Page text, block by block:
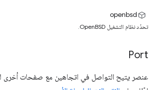
openbsd
تحدّد نظام التشغيل OpenBSD.
Port
عنصر يتيح التواصل في اتجاهين مع صفحات أخرى